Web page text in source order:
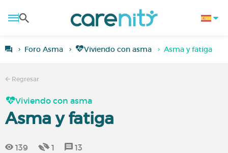
Foro Asma Viviendo con asma Asma y fatiga
Regresar
Viviendo con asma
Asma y fatiga
139 1 13